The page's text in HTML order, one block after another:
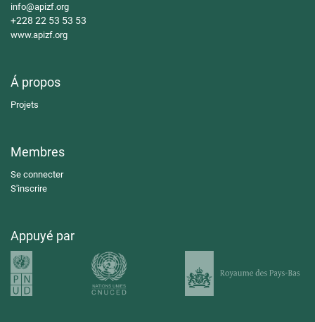
info@apizf.org
+228 22 53 53 53
www.apizf.org
Á propos
Projets
Membres
Se connecter
S'inscrire
Appuyé par